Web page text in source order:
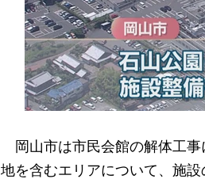
岡山市は市民会館の解体工事
地を含むエリアについて、施